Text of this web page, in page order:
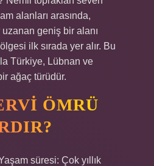
alanları arasında,
geniş bir alanı
ilk sırada yer alır. Bu
Türkiye, Lübnan ve
ağaç türüdür.
ÖMRÜ
süresi: Çok yıllık